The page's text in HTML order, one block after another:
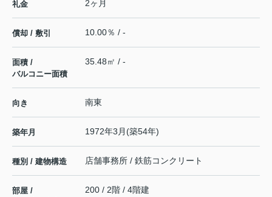
礼金 2ヶ月
償却 / 敷引 10.00％ / -
面積 /
バルコニー面積
35.48㎡ / -
向き 南東
築年月 1972年3月(築54年)
種別 / 建物構造 店舗事務所 / 鉄筋コンクリート
部屋 /
200 / 2階 / 4階建